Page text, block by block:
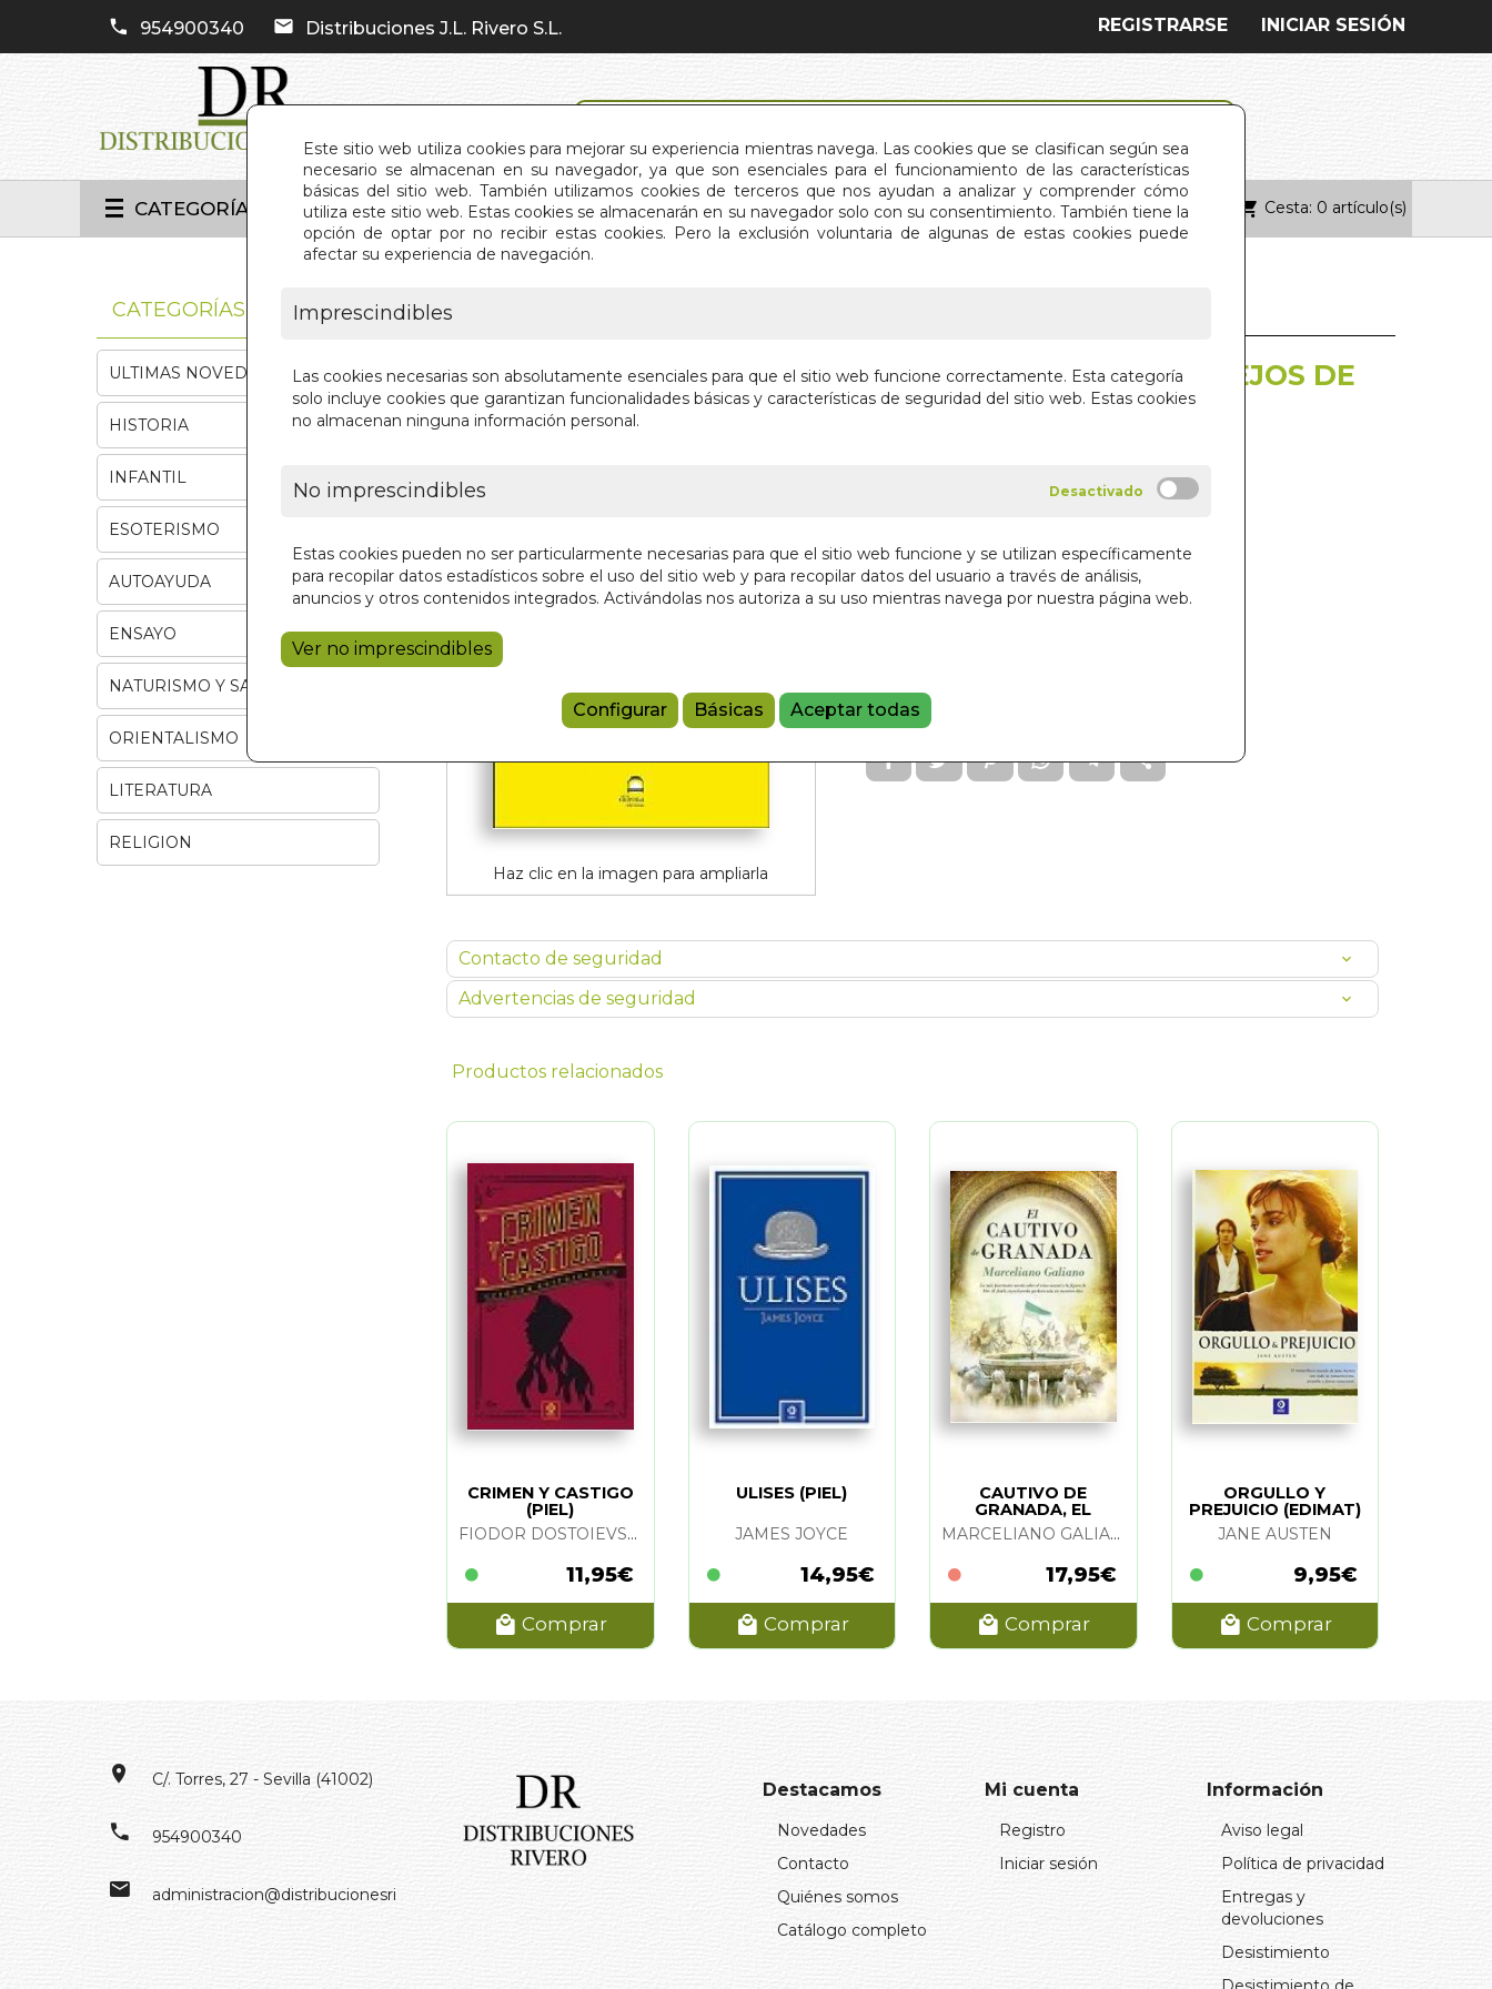
Este sitio web utiliza cookies para mejorar su experiencia mientras navega. Las cookies que se clasifican según sea
necesario se almacenan en su navegador, ya que son esenciales para el funcionamiento de las características
básicas del sitio web. También utilizamos cookies de terceros que nos ayudan a analizar y comprender cómo
utiliza este sitio web. Estas cookies se almacenarán en su navegador solo con su consentimiento. También tiene la
opción de optar por no recibir estas cookies. Pero la exclusión voluntaria de algunas de estas cookies puede
afectar su experiencia de navegación.
Imprescindibles
Las cookies necesarias son absolutamente esenciales para que el sitio web funcione correctamente. Esta categoría
solo incluye cookies que garantizan funcionalidades básicas y características de seguridad del sitio web. Estas cookies
no almacenan ninguna información personal.
No imprescindibles
Estas cookies pueden no ser particularmente necesarias para que el sitio web funcione y se utilizan específicamente
para recopilar datos estadísticos sobre el uso del sitio web y para recopilar datos del usuario a través de análisis,
anuncios y otros contenidos integrados. Activándolas nos autoriza a su uso mientras navega por nuestra página web.
Ver no imprescindibles
Configurar Básicas Aceptar todas
954900340 Distribuciones J.L. Rivero S.L. INICIAR SESIÓN
REGISTRARSE
CATEGORÍAS INICIO QUIÉNES SOMOS CONTACTO Cesta: 0 artículo(s)
Haz clic en la imagen para ampliarla
EN VIDRIOS ROTOS REFLEJOS DE
SOL
EDITORIAL DILEMA S.L.
25,00 €
9788498276909
Contacto de seguridad
Advertencias de seguridad
Productos relacionados
CRIMEN Y CASTIGO
(PIEL)
FIODOR DOSTOIEVSKI
11,95€
Comprar
ULISES (PIEL)
JAMES JOYCE
14,95€
Comprar
CAUTIVO DE
GRANADA, EL
MARCELIANO GALIANO
17,95€
Comprar
ORGULLO Y
PREJUICIO (EDIMAT)
JANE AUSTEN
9,95€
Comprar
CATEGORÍAS
ULTIMAS NOVEDADES
HISTORIA
INFANTIL
ESOTERISMO
AUTOAYUDA
ENSAYO
NATURISMO Y SALUD
ORIENTALISMO
LITERATURA
RELIGION
C/. Torres, 27 - Sevilla (41002)
954900340
administracion@distribucionesrivero.es
Destacamos
Novedades
Contacto
Quiénes somos
Catálogo completo
Mi cuenta
Registro
Iniciar sesión
Información
Aviso legal
Política de privacidad
Entregas y
devoluciones
Desistimiento